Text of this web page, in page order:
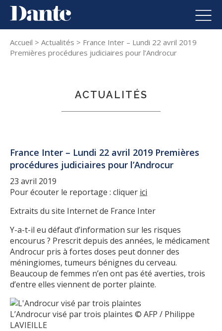
Skip to content
Dante
Accueil > Actualités > France Inter – Lundi 22 avril 2019
Premières procédures judiciaires pour l’Androcur
ACTUALITÉS
France Inter – Lundi 22 avril 2019 Premières
procédures judiciaires pour l’Androcur
23 avril 2019
Pour écouter le reportage : cliquer ici
Extraits du site Internet de France Inter
Y-a-t-il eu défaut d’information sur les risques
encourus ? Prescrit depuis des années, le médicament
Androcur pris à fortes doses peut donner des
méningiomes, tumeurs bénignes du cerveau.
Beaucoup de femmes n’en ont pas été averties, trois
d’entre elles viennent de porter plainte.
L’Androcur visé par trois plaintes © AFP / Philippe
LAVIEILLE